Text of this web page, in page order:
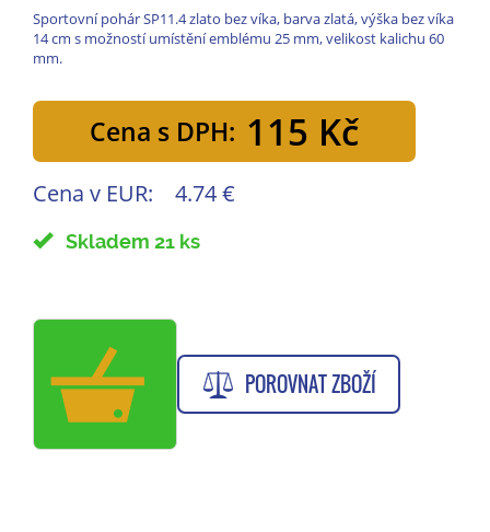
Sportovní pohár SP11.4 zlato bez víka, barva zlatá, výška bez víka
14 cm s možností umístění emblému 25 mm, velikost kalichu 60
mm.
Cena s DPH: 115 Kč
Cena v EUR: 4.74 €
Skladem 21 ks
POROVNAT ZBOŽÍ